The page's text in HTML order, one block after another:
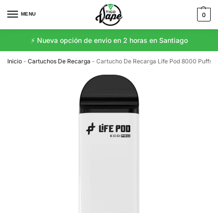
MENU 0
⚡️ Nueva opción de envío en 2 horas en Santiago
Inicio - Cartuchos De Recarga - Cartucho De Recarga Life Pod 8000 Puffs